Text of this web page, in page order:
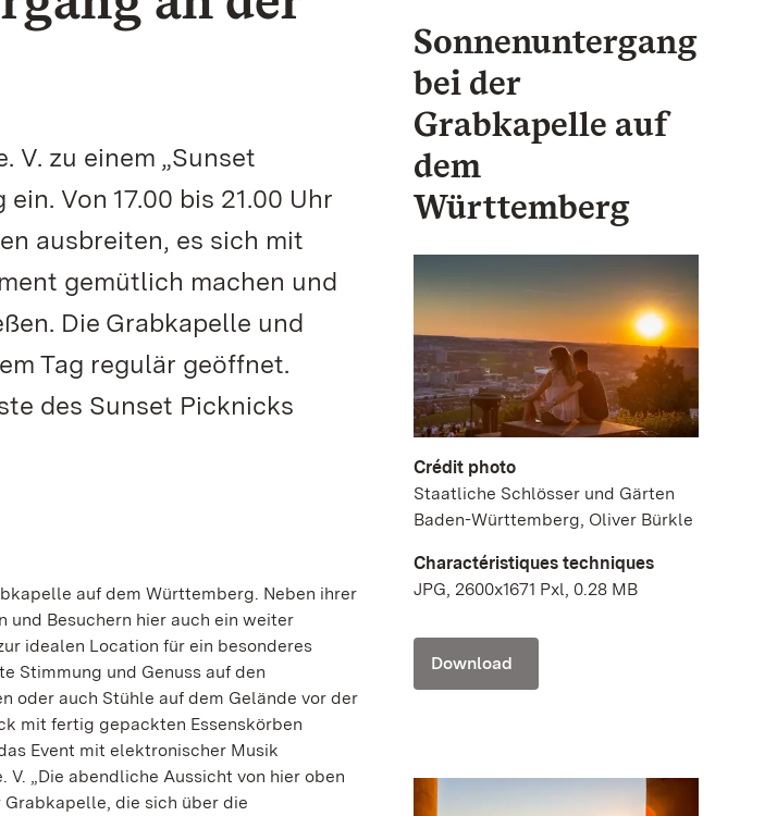
V. zu einem „Sunset
Von 17.00 bis 21.00 Uhr
ausbreiten, es sich mit
gemütlich machen und
Die Grabkapelle und
Tag regulär geöffnet.
des Sunset Picknicks
auf dem Württemberg. Neben ihrer
Besuchern hier auch ein weiter
idealen Location für ein besonderes
Stimmung und Genuss auf den
oder auch Stühle auf dem Gelände vor der
mit fertig gepackten Essenskörben
Event mit elektronischer Musik
„Die abendliche Aussicht von hier oben
die sich über die
Sonnenuntergang
bei der
Grabkapelle auf
dem
Württemberg
Crédit photo
Staatliche Schlösser und Gärten
Baden-Württemberg, Oliver Bürkle
Charactéristiques techniques
JPG, 2600x1671 Pxl, 0.28 MB
Download